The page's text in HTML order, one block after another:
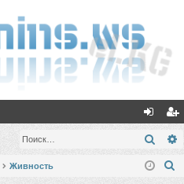
хо
д
ег
ис
Живность